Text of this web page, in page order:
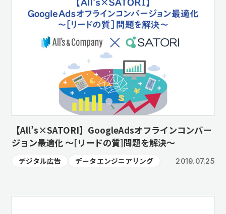
【All’s×SATORI】GoogleAdsオフラインコンバー
ジョン最適化 ～[リードの質]問題を解決～
デジタル広告 データエンジニアリング 2019.07.25